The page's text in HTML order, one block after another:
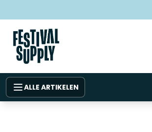
ALLE ARTIKELEN